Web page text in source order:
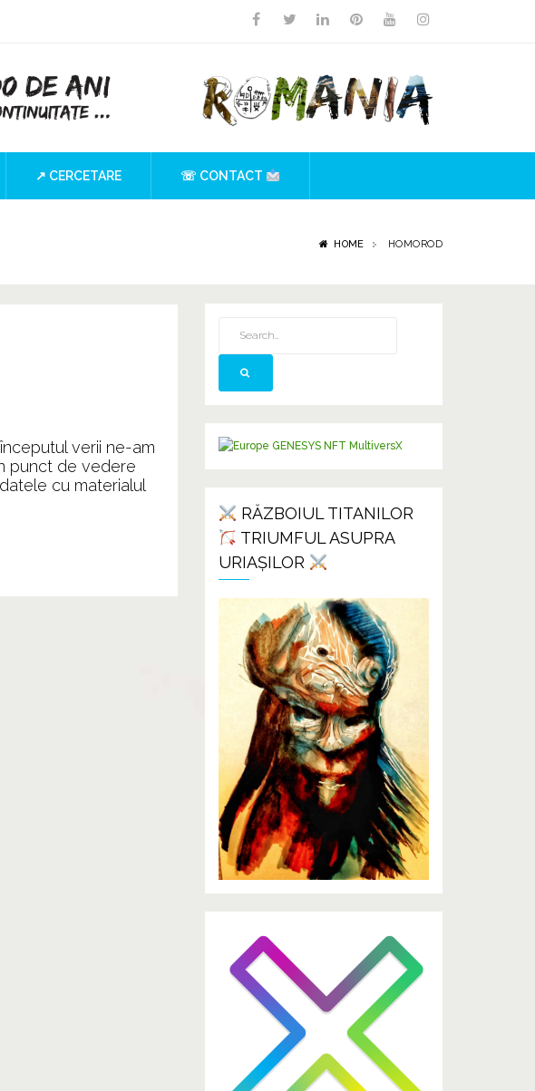
↗ CERCETARE ☏ CONTACT
HOME HOMOROD
verii ne-am
punct de vedere
cu materialul
RĂZBOIUL TITANILOR
TRIUMFUL ASUPRA
URIAȘILOR